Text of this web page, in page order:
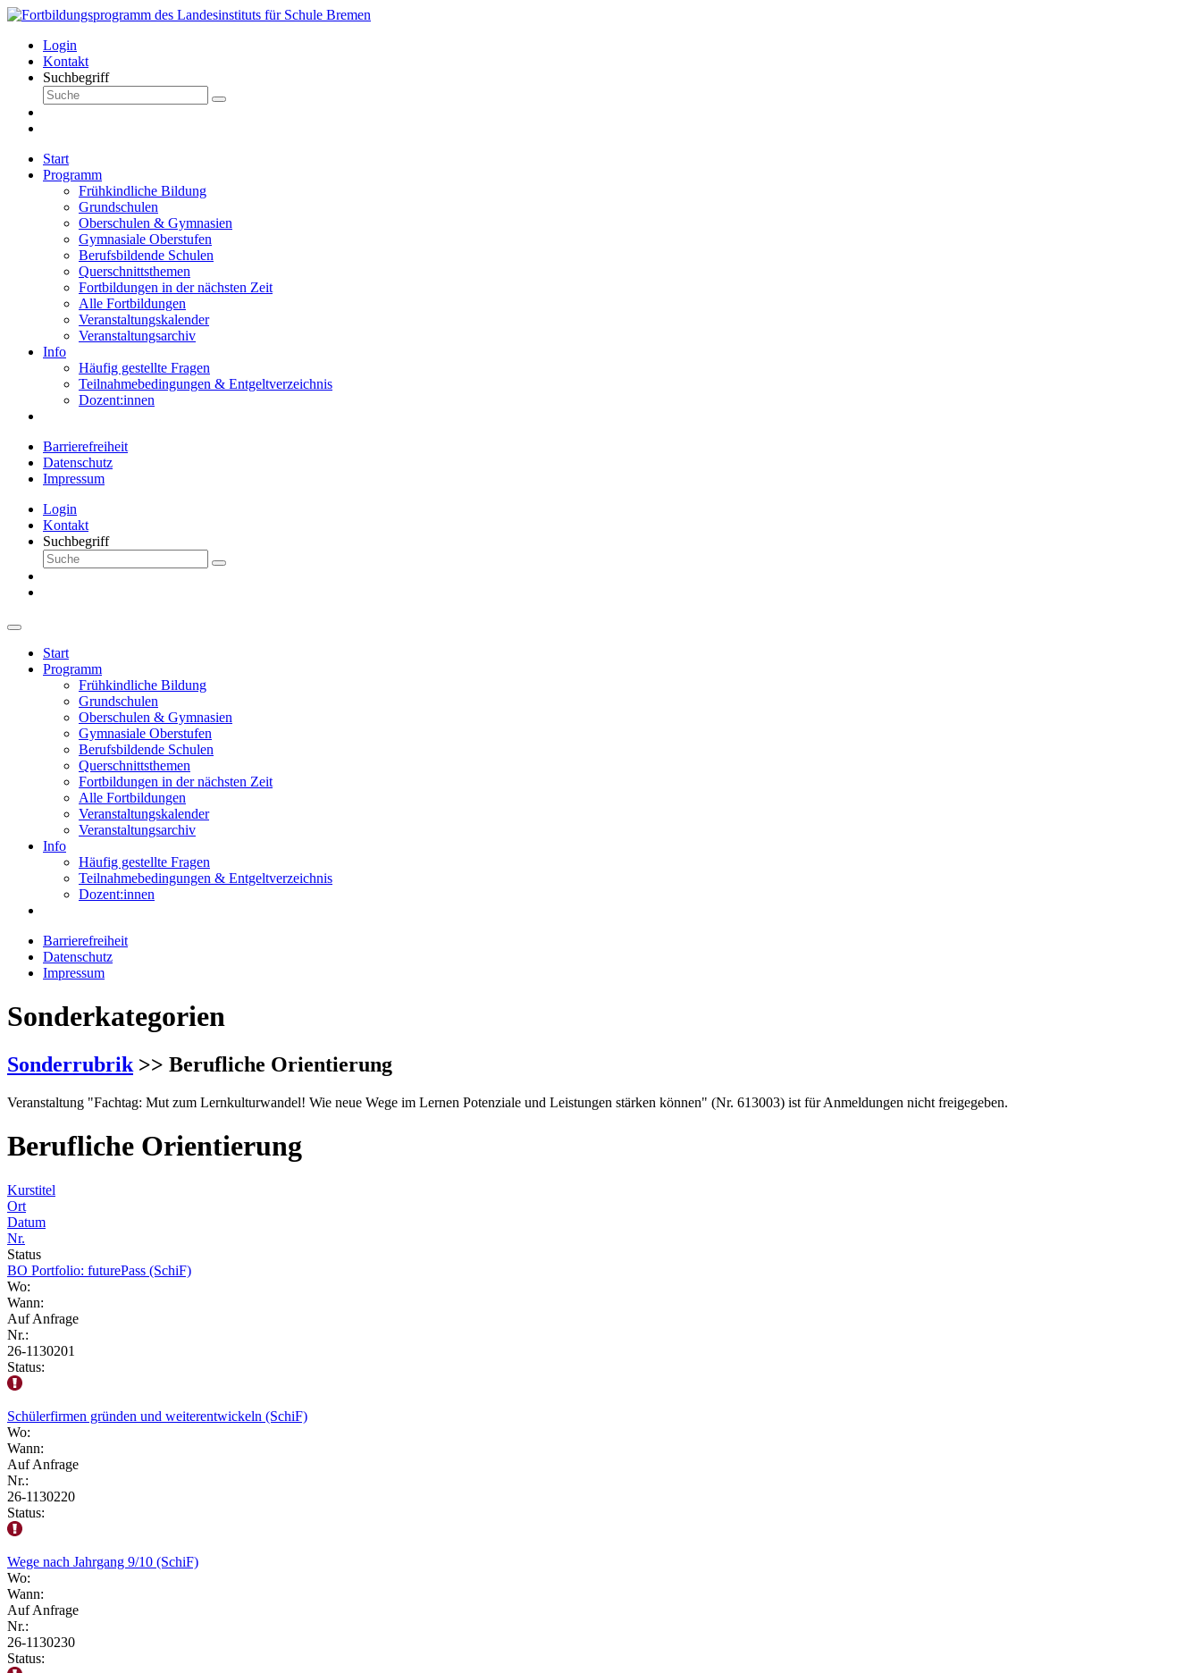
Login
Kontakt
Suchbegriff
Start
Programm
Frühkindliche Bildung
Grundschulen
Oberschulen & Gymnasien
Gymnasiale Oberstufen
Berufsbildende Schulen
Querschnittsthemen
Fortbildungen in der nächsten Zeit
Alle Fortbildungen
Veranstaltungskalender
Veranstaltungsarchiv
Info
Häufig gestellte Fragen
Teilnahmebedingungen & Entgeltverzeichnis
Dozent:innen
Barrierefreiheit
Datenschutz
Impressum
Login
Kontakt
Suchbegriff
Start
Programm
Frühkindliche Bildung
Grundschulen
Oberschulen & Gymnasien
Gymnasiale Oberstufen
Berufsbildende Schulen
Querschnittsthemen
Fortbildungen in der nächsten Zeit
Alle Fortbildungen
Veranstaltungskalender
Veranstaltungsarchiv
Info
Häufig gestellte Fragen
Teilnahmebedingungen & Entgeltverzeichnis
Dozent:innen
Barrierefreiheit
Datenschutz
Impressum
Sonderkategorien
Sonderrubrik >> Berufliche Orientierung
Veranstaltung "Fachtag: Mut zum Lernkulturwandel! Wie neue Wege im Lernen Potenziale und Leistungen stärken können" (Nr. 613003) ist für Anmeldungen nicht freigegeben.
Berufliche Orientierung
Kurstitel
Ort
Datum
Nr.
Status
BO Portfolio: futurePass (SchiF)
Wo:
Wann:
Auf Anfrage
Nr.:
26-1130201
Status:
Schülerfirmen gründen und weiterentwickeln (SchiF)
Wo:
Wann:
Auf Anfrage
Nr.:
26-1130220
Status:
Wege nach Jahrgang 9/10 (SchiF)
Wo:
Wann:
Auf Anfrage
Nr.:
26-1130230
Status: